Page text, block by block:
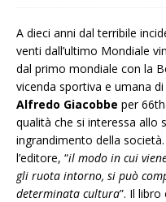
A dieci anni dal terribile
venti dall’ultimo Mondiale
dal primo mondiale con la
vicenda sportiva e umana
Alfredo Giacobbe per
qualità che si interessa allo
ingrandimento della società.
l’editore, “il modo in cui
gli ruota intorno, si può
determinata cultura”. Il libro